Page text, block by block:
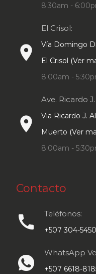
8:30am -
place
El Crisol:
Vía Domingo
El Crisol (Ver
8:00am -
place
Ave. Ricardo
Via Ricardo J.
Muerto (Ver
8:00am -
Contacto
call Teléfonos:
+507 304-
WhatsApp
+507 6618-